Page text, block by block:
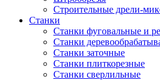
Строительные дрели-
Станки
Станки фуговальные и
Станки
Станки заточные
Станки плиткорезные
Станки сверлильные